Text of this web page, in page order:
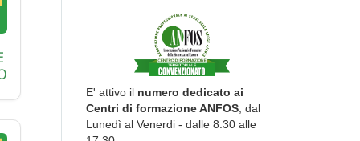
E' attivo il numero dedicato ai
Centri di formazione ANFOS , dal
Lunedì al Venerdi - dalle 8:30 alle